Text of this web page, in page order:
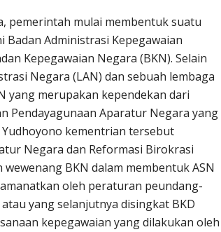
pemerintah mulai membentuk suatu
Administrasi Kepegawaian
Kepegawaian Negara (BKN). Selain
Negara (LAN) dan sebuah lembaga
yang merupakan kependekan dari
Pendayagunaan Aparatur Negara yang
kementrian tersebut
Negara dan Reformasi Birokrasi
BKN dalam membentuk ASN
oleh peraturan peundang-
yang selanjutnya disingkat BKD
kepegawaian yang dilakukan oleh